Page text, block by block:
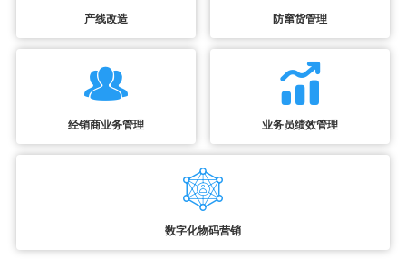
产线改造 防窜货管理
经销商业务管理 业务员绩效管理
数字化物码营销